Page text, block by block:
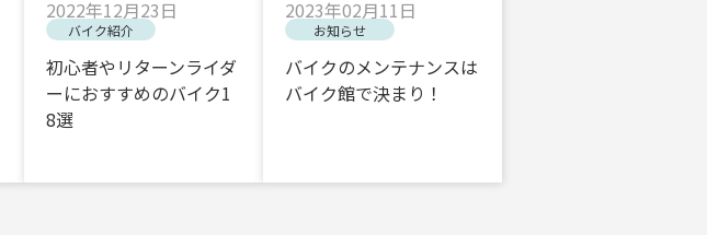
2022年12月23日
バイク紹介
初心者やリターンライダ
ーにおすすめのバイク1
8選
2023年02月11日
お知らせ
バイクのメンテナンスは
バイク館で決まり！